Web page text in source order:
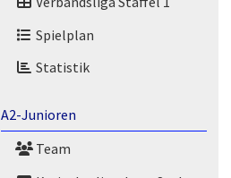
Spielplan
Statistik
A2-Junioren
Team